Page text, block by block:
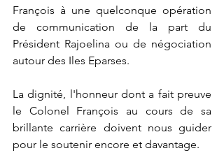
François à une quelconque opération
de communication de la part du
Président Rajoelina ou de négociation
autour des Iles Eparses.
La dignité, l'honneur dont a fait preuve
le Colonel François au cours de sa
brillante carrière doivent nous guider
pour le soutenir encore et davantage.